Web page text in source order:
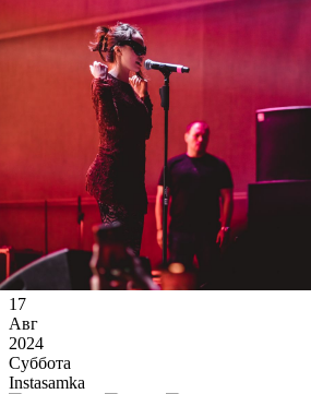
17
Авг
2024
Суббота
Instasamka